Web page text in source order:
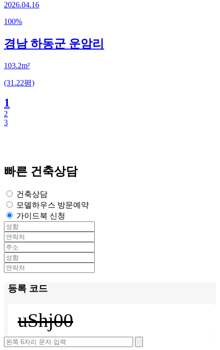
2026.04.16
100%
경남 하동군 운암리
103.2m²
(31.22평)
1
2
3
빠른 건축상담
건축상담
모델하우스 방문예약
가이드북 신청
등록 코드
uShj00